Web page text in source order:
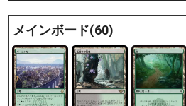
メインボード(60)